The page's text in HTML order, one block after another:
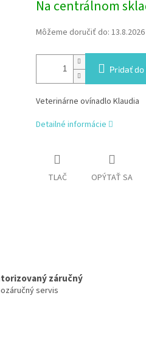
cena:
Na centrálnom
Môžeme doručiť do: 13.8.2026
Pridať do
Veterinárne ovínadlo Klaudia
Detailné informácie
TLAČ OPÝTAŤ SA
záručný
servis